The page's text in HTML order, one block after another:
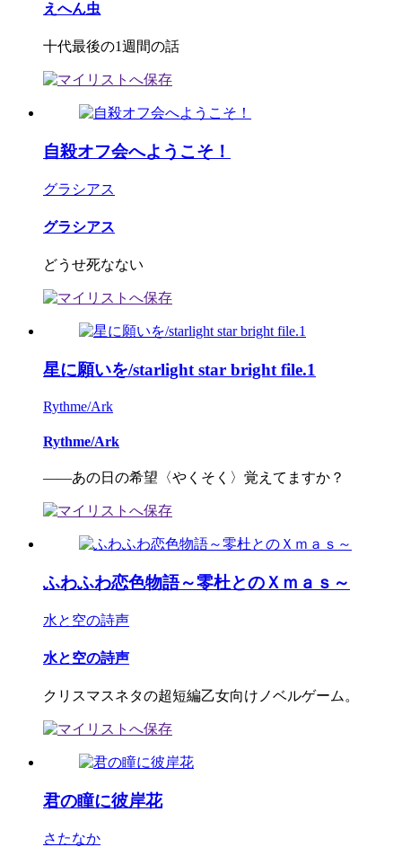
えへん虫
十代最後の1週間の話
自殺オフ会へようこそ！
グラシアス
グラシアス
どうせ死なない
星に願いを/starlight star bright file.1
Rythme/Ark
Rythme/Ark
――あの日の希望〈やくそく〉覚えてますか？
ふわふわ恋色物語～零杜とのＸｍａｓ～
水と空の詩声
水と空の詩声
クリスマスネタの超短編乙女向けノベルゲーム。
君の瞳に彼岸花
さたなか